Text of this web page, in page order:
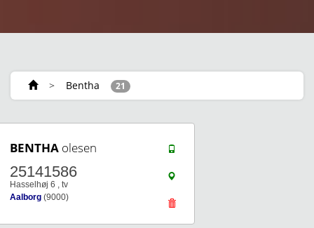
> Bentha 21
BENTHA olesen
25141586
Hasselhøj 6 , tv
Aalborg (9000)